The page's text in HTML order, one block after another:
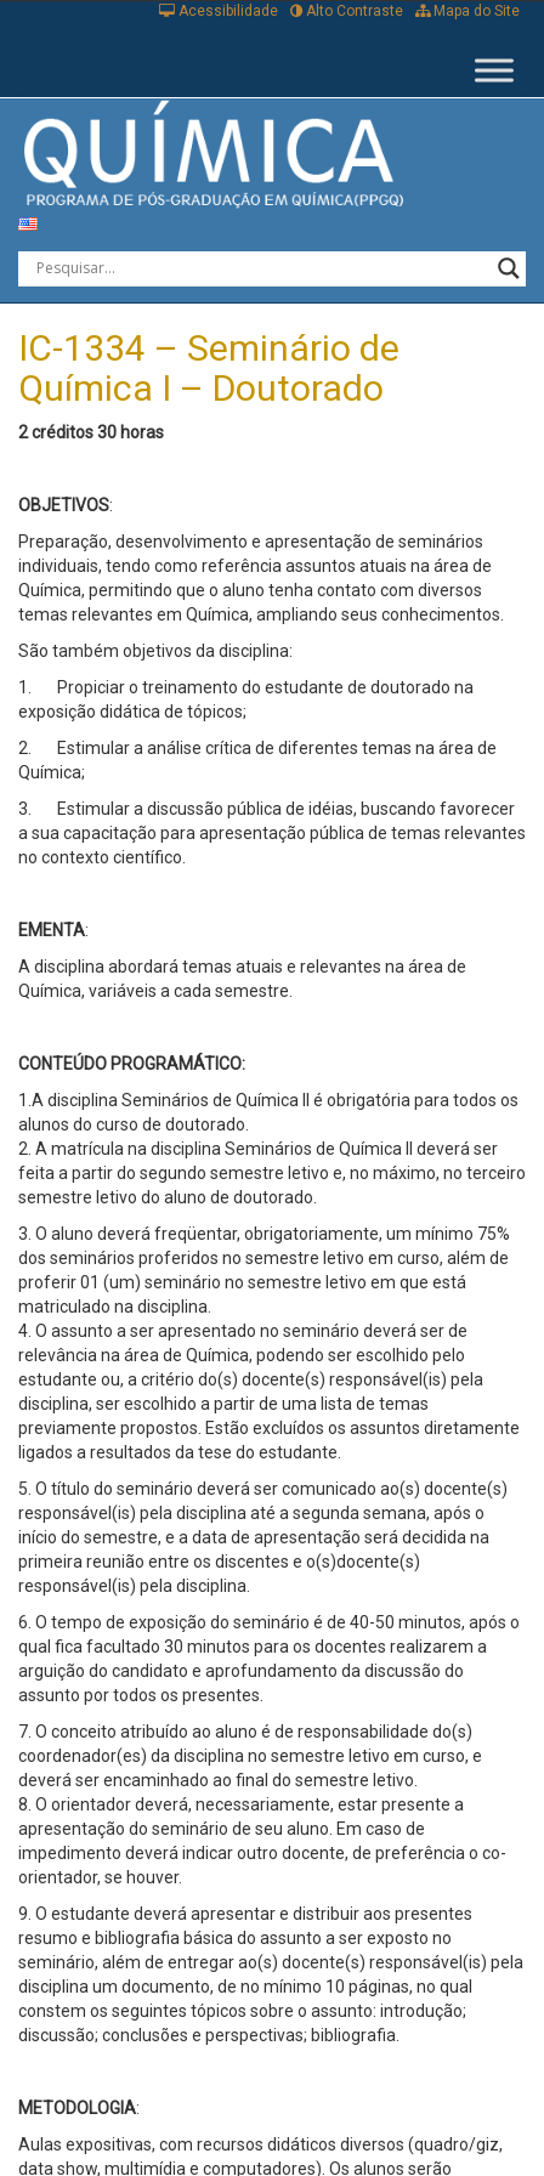
Mapa do Site
Alto Contraste
Acessibilidade
IC-1334 – Seminário de
Química I – Doutorado
2 créditos 30 horas
OBJETIVOS:
Preparação, desenvolvimento e apresentação de seminários
individuais, tendo como referência assuntos atuais na área de
Química, permitindo que o aluno tenha contato com diversos
temas relevantes em Química, ampliando seus conhecimentos.
São também objetivos da disciplina:
1. Propiciar o treinamento do estudante de doutorado na
exposição didática de tópicos;
2. Estimular a análise crítica de diferentes temas na área de
Química;
3. Estimular a discussão pública de idéias, buscando favorecer
a sua capacitação para apresentação pública de temas relevantes
no contexto científico.
EMENTA:
A disciplina abordará temas atuais e relevantes na área de
Química, variáveis a cada semestre.
CONTEÚDO PROGRAMÁTICO:
1.A disciplina Seminários de Química II é obrigatória para todos os
alunos do curso de doutorado.
2. A matrícula na disciplina Seminários de Química II deverá ser
feita a partir do segundo semestre letivo e, no máximo, no terceiro
semestre letivo do aluno de doutorado.
3. O aluno deverá freqüentar, obrigatoriamente, um mínimo 75%
dos seminários proferidos no semestre letivo em curso, além de
proferir 01 (um) seminário no semestre letivo em que está
matriculado na disciplina.
4. O assunto a ser apresentado no seminário deverá ser de
relevância na área de Química, podendo ser escolhido pelo
estudante ou, a critério do(s) docente(s) responsável(is) pela
disciplina, ser escolhido a partir de uma lista de temas
previamente propostos. Estão excluídos os assuntos diretamente
ligados a resultados da tese do estudante.
5. O título do seminário deverá ser comunicado ao(s) docente(s)
responsável(is) pela disciplina até a segunda semana, após o
início do semestre, e a data de apresentação será decidida na
primeira reunião entre os discentes e o(s)docente(s)
responsável(is) pela disciplina.
6. O tempo de exposição do seminário é de 40-50 minutos, após o
qual fica facultado 30 minutos para os docentes realizarem a
arguição do candidato e aprofundamento da discussão do
assunto por todos os presentes.
7. O conceito atribuído ao aluno é de responsabilidade do(s)
coordenador(es) da disciplina no semestre letivo em curso, e
deverá ser encaminhado ao final do semestre letivo.
8. O orientador deverá, necessariamente, estar presente a
apresentação do seminário de seu aluno. Em caso de
impedimento deverá indicar outro docente, de preferência o co-
orientador, se houver.
9. O estudante deverá apresentar e distribuir aos presentes
resumo e bibliografia básica do assunto a ser exposto no
seminário, além de entregar ao(s) docente(s) responsável(is) pela
disciplina um documento, de no mínimo 10 páginas, no qual
constem os seguintes tópicos sobre o assunto: introdução;
discussão; conclusões e perspectivas; bibliografia.
METODOLOGIA:
Aulas expositivas, com recursos didáticos diversos (quadro/giz,
data show, multimídia e computadores). Os alunos serão